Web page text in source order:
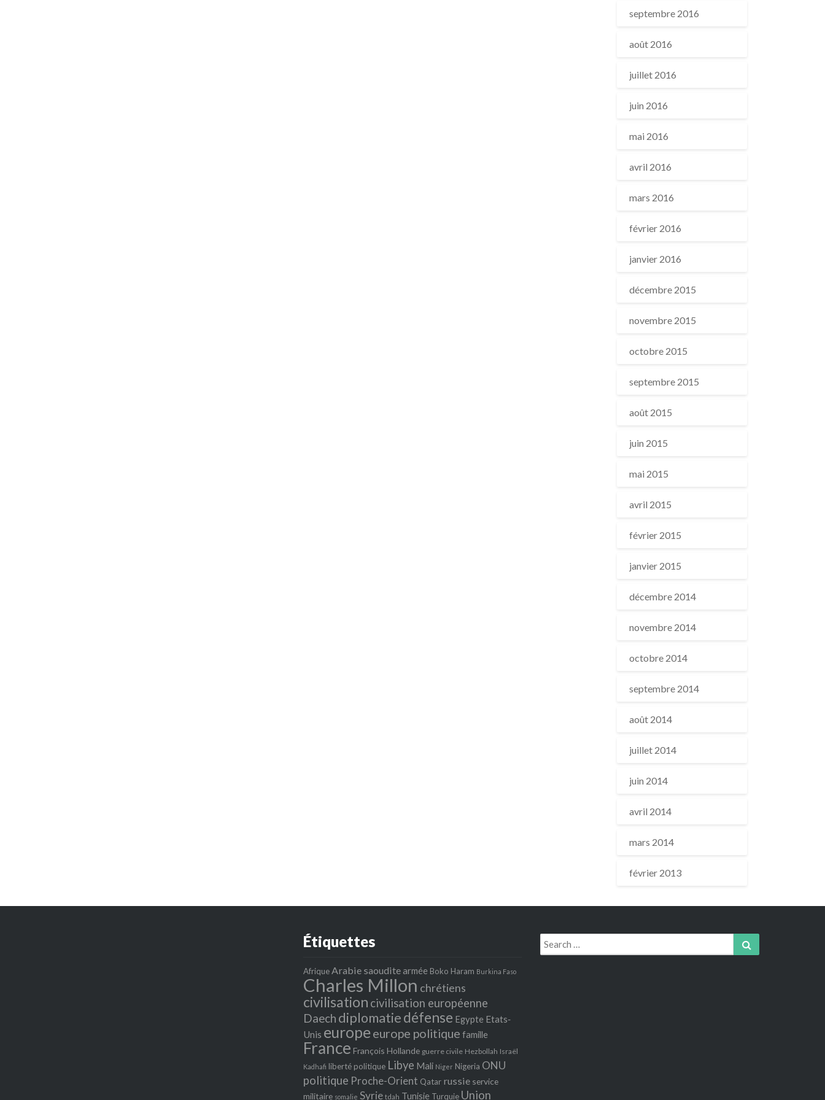
septembre 2016
août 2016
juillet 2016
juin 2016
mai 2016
avril 2016
mars 2016
février 2016
janvier 2016
décembre 2015
novembre 2015
octobre 2015
septembre 2015
août 2015
juin 2015
mai 2015
avril 2015
février 2015
janvier 2015
décembre 2014
novembre 2014
octobre 2014
septembre 2014
août 2014
juillet 2014
juin 2014
avril 2014
mars 2014
février 2013
Étiquettes
Afrique Arabie saoudite armée Boko Haram Burkina Faso
Charles Millon chrétiens
civilisation civilisation européenne
Daech diplomatiedéfense Egypte Etats‐
Unis europeeurope politique famille
France François Hollande guerre civile Hezbollah Israël
Kadhafi liberté politique Libye Mali Niger Nigeria ONU
politique Proche-Orient Qatar russie service
militaire somalie Syrie tdah Tunisie Turquie Union
Search
for: